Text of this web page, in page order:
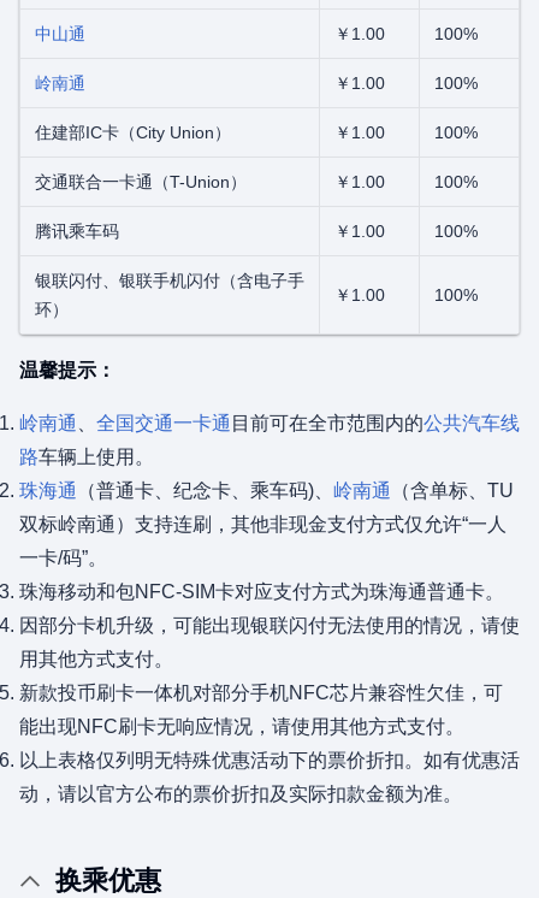
中山通 ￥1.00 100%
岭南通 ￥1.00 100%
住建部IC卡（City Union） ￥1.00 100%
交通联合一卡通（T-Union） ￥1.00 100%
腾讯乘车码 ￥1.00 100%
银联闪付、银联手机闪付（含电子手
环）
￥1.00 100%
温馨提示：
岭南通 全国交通一卡通 目前可在全市范围内的公共汽车线
路车辆上使用。
珠海通
（普通卡、纪念卡、乘车码)、 岭南通
（含单标、TU
双标岭南通）支持连刷，其他非现金支付方式仅允许“一人
一卡/码”。
珠海移动和包NFC-SIM卡对应支付方式为珠海通普通卡。
因部分卡机升级，可能出现银联闪付无法使用的情况，请使
用其他方式支付。
新款投币刷卡一体机对部分手机NFC芯片兼容性欠佳，可
能出现NFC刷卡无响应情况，请使用其他方式支付。
以上表格仅列明无特殊优惠活动下的票价折扣。如有优惠活
动，请以官方公布的票价折扣及实际扣款金额为准。
换乘优惠